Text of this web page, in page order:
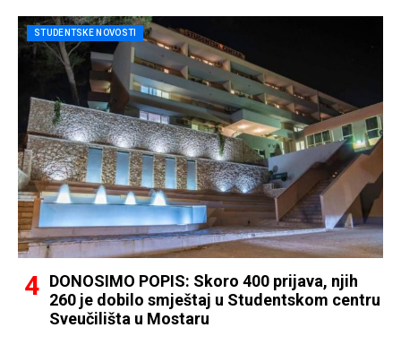
STUDENTSKE NOVOSTI
DONOSIMO POPIS: Skoro 400 prijava, njih
260 je dobilo smještaj u Studentskom centru
Sveučilišta u Mostaru